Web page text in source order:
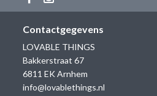
Contactgegevens
LOVABLE THINGS
Bakkerstraat 67
6811 EK Arnhem
info@lovablethings.nl